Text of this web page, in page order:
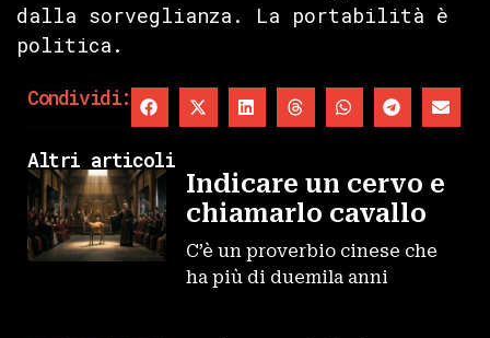
dalla sorveglianza. La portabilità è
politica.
Condividi:
Altri articoli
Indicare un cervo e
chiamarlo cavallo
C’è un proverbio cinese che
ha più di duemila anni